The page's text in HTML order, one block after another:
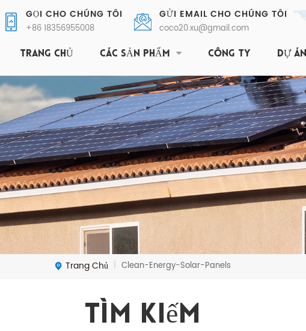
GỌI CHO CHÚNG TÔI
+86 18356955008
GỬI EMAIL CHO CHÚNG TÔI
coco20.xu@gmail.com
TRANG CHỦ CÁC SẢN PHẨM CÔNG TY DỰ ÁN
Trang Chủ | Clean-Energy-Solar-Panels
Tìm Kiếm